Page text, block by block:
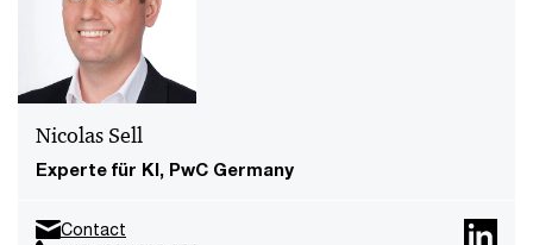
Nicolas Sell
Experte für KI, PwC Germany
Contact